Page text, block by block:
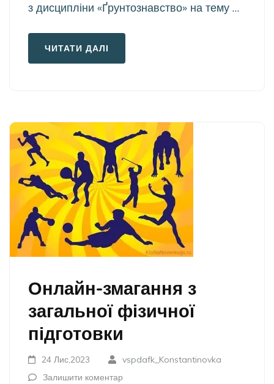
з дисципліни «Ґрунтознавство» на тему …
ЧИТАТИ ДАЛІ
Онлайн-змагання з
загальної фізичної
підготовки
24 Лис,2023
vspdafk_Konstantinovka
Залишити коментар